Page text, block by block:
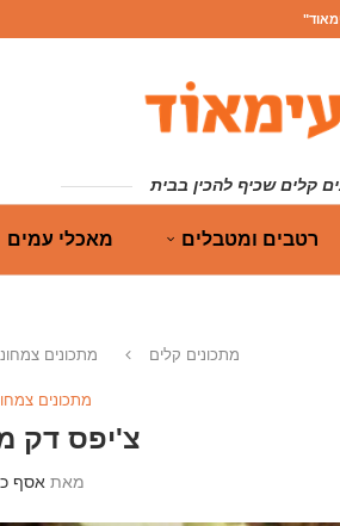
קלים שכיף להכין בבית
רטבים ומטבלים מאכלי עמים
מתכונים קלים מתכונים
מתכונים
צ'יפס דק
מאת אסף